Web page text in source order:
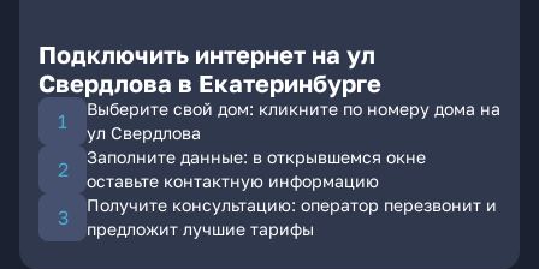
Подключить интернет на ул
Свердлова в Екатеринбурге
Выберите свой дом: кликните по номеру дома на
ул Свердлова
Заполните данные: в открывшемся окне
оставьте контактную информацию
Получите консультацию: оператор перезвонит и
предложит лучшие тарифы